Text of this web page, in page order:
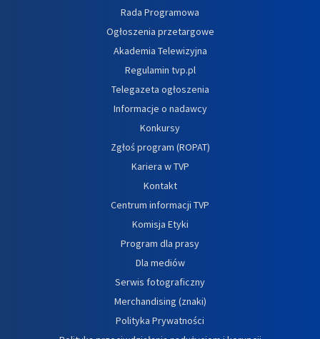
Rada Programowa
Ogłoszenia przetargowe
Akademia Telewizyjna
Regulamin tvp.pl
Telegazeta ogłoszenia
Informacje o nadawcy
Konkursy
Zgłoś program (ROPAT)
Kariera w TVP
Kontakt
Centrum informacji TVP
Komisja Etyki
Program dla prasy
Dla mediów
Serwis fotograficzny
Merchandising (znaki)
Polityka Prywatności